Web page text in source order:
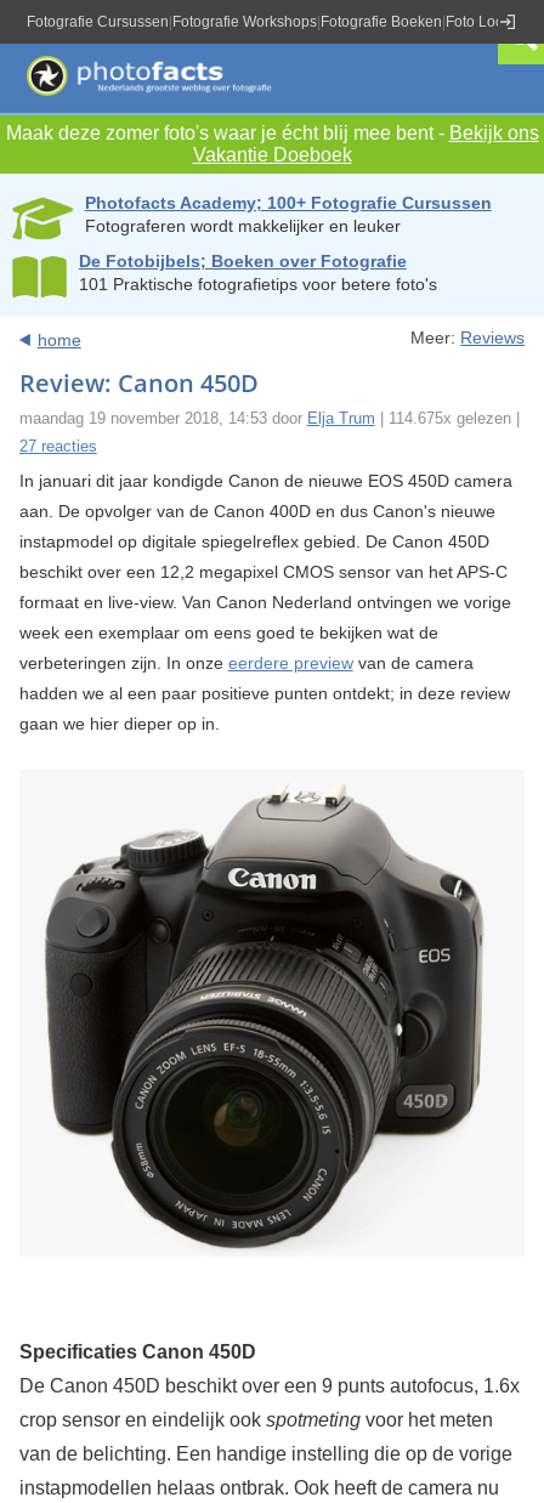
Fotografie Cursussen Fotografie Workshops Fotografie Boeken Foto Locaties
Maak deze zomer foto's waar je écht blij mee bent - Bekijk ons
Vakantie Doeboek
Photofacts Academy; 100+ Fotografie Cursussen
Fotograferen wordt makkelijker en leuker
De Fotobijbels; Boeken over Fotografie
101 Praktische fotografietips voor betere foto's
home Meer: Reviews
Review: Canon 450D
maandag 19 november 2018, 14:53 door Elja Trum | 114.675x gelezen |
27 reacties
In januari dit jaar kondigde Canon de nieuwe EOS 450D camera
aan. De opvolger van de Canon 400D en dus Canon's nieuwe
instapmodel op digitale spiegelreflex gebied. De Canon 450D
beschikt over een 12,2 megapixel CMOS sensor van het APS-C
formaat en live-view. Van Canon Nederland ontvingen we vorige
week een exemplaar om eens goed te bekijken wat de
verbeteringen zijn. In onze eerdere previewvan de camera
hadden we al een paar positieve punten ontdekt; in deze review
gaan we hier dieper op in.
Specificaties Canon 450D
De Canon 450D beschikt over een 9 punts autofocus, 1.6x
crop sensor en eindelijk ook spotmetingvoor het meten
van de belichting. Een handige instelling die op de vorige
instapmodellen helaas ontbrak. Ook heeft de camera nu